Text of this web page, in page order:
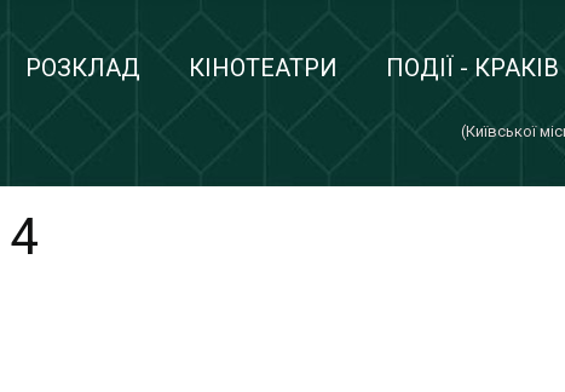
РОЗКЛАД КІНОТЕАТРИ ПОДІЇ - КРАКІВ
(Київської